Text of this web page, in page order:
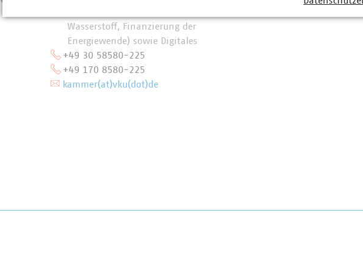
Wasserstoff, Finanzierung der
Energiewende) sowie Digitales
+49 30 58580-225
+49 170 8580-225
kammer(at)vku(dot)de